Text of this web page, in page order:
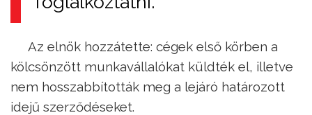
Az elnök hozzátette: cégek első körben a
kölcsönzött munkavállalókat küldték el, illetve
nem hosszabbították meg a lejáró határozott
idejű szerződéseket.